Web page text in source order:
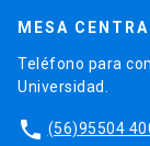
MESA
Teléfono para
Universidad.
phone (56)95504